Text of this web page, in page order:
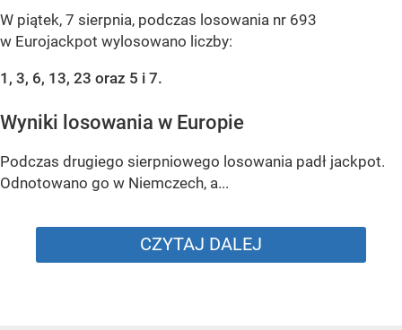
W piątek, 7 sierpnia, podczas losowania nr 693
w Eurojackpot wylosowano liczby:
1, 3, 6, 13, 23 oraz 5 i 7.
Wyniki losowania w Europie
Podczas drugiego sierpniowego losowania padł jackpot.
Odnotowano go w Niemczech, a...
CZYTAJ DALEJ